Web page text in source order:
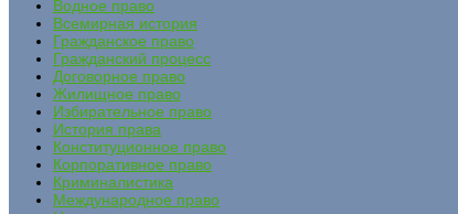
Водное право
Всемирная история
Гражданское право
Гражданский процесс
Договорное право
Жилищное право
Избирательное право
История права
Конституционное право
Корпоративное право
Криминалистика
Международное право